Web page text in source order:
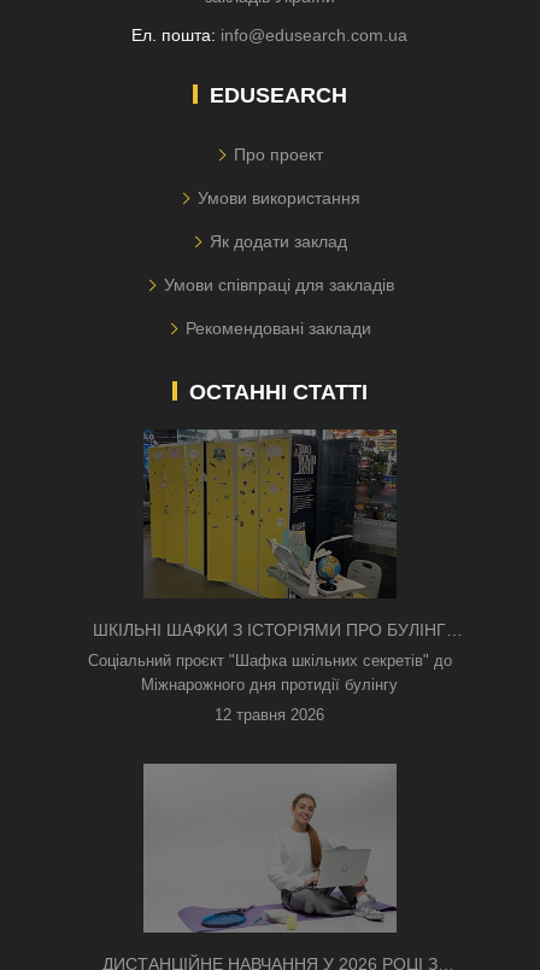
Ел. пошта: info@edusearch.com.ua
EDUSEARCH
Про проект
Умови використання
Як додати заклад
Умови співпраці для закладів
Рекомендовані заклади
ОСТАННІ СТАТТІ
ШКІЛЬНІ ШАФКИ З ІСТОРІЯМИ ПРО БУЛІНГ
З'ЯВИЛИСЯ В КИЄВІ
Соціальний проєкт "Шафка шкільних секретів" до
Міжнарожного дня протидії булінгу
12 травня 2026
ДИСТАНЦІЙНЕ НАВЧАННЯ У 2026 РОЦІ З